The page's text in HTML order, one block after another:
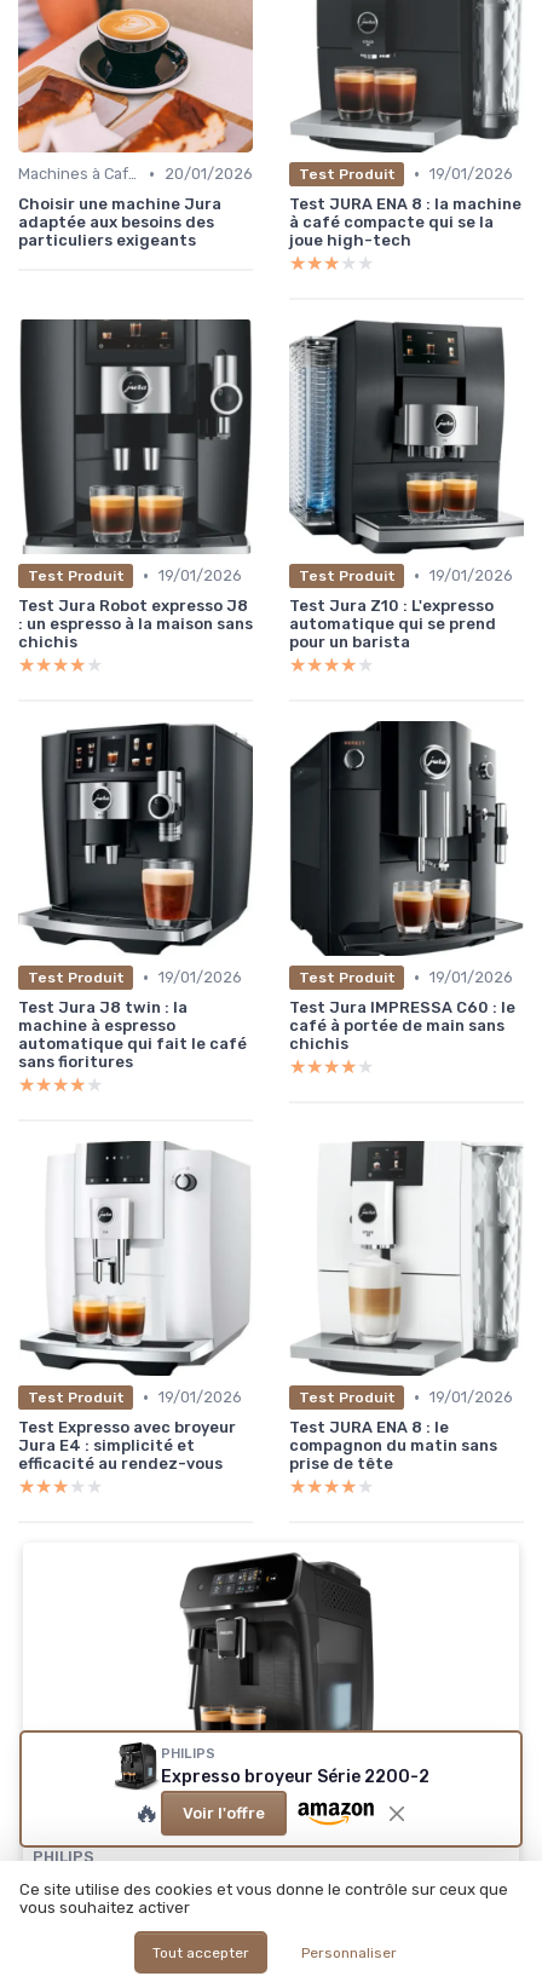
Machines à Café et Accessoires •
20/01/2026
Choisir une machine Jura
adaptée aux besoins des
particuliers exigeants
Test Produit • 19/01/2026
Test JURA ENA 8 : la machine
à café compacte qui se la
joue high-tech
★★★★★
★★★★★
Test Produit • 19/01/2026
Test Jura Robot expresso J8
: un espresso à la maison sans
chichis
★★★★★
★★★★★
Test Produit • 19/01/2026
Test Jura Z10 : L'expresso
automatique qui se prend
pour un barista
★★★★★
★★★★★
Test Produit • 19/01/2026
Test Jura J8 twin : la
machine à espresso
automatique qui fait le café
sans fioritures
★★★★★
★★★★★
Test Produit • 19/01/2026
Test Jura IMPRESSA C60 : le
café à portée de main sans
chichis
★★★★★
★★★★★
Test Produit • 19/01/2026
Test Expresso avec broyeur
Jura E4 : simplicité et
efficacité au rendez-vous
★★★★★
★★★★★
Test Produit • 19/01/2026
Test JURA ENA 8 : le
compagnon du matin sans
prise de tête
★★★★★
★★★★★
🔥 POPULAIRE
PHILIPS
Expresso broyeur Série 2200-2 Cafés, Écran
tactile, Mousseur à lait classique, Broyeur
céramique, Machine à café à grain Noir mat
(EP2220/10) Mousseur à lait classique 2 Boissons
PHILIPS
Expresso broyeur Série 2200-2
🔥 Voir l'offre
Ce site utilise des cookies et vous donne le contrôle sur ceux que
vous souhaitez activer
Tout accepter Personnaliser